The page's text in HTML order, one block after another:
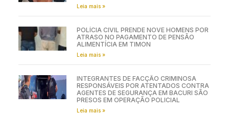
Leia mais »
POLÍCIA CIVIL PRENDE NOVE HOMENS POR
ATRASO NO PAGAMENTO DE PENSÃO
ALIMENTÍCIA EM TIMON
Leia mais »
INTEGRANTES DE FACÇÃO CRIMINOSA
RESPONSÁVEIS POR ATENTADOS CONTRA
AGENTES DE SEGURANÇA EM BACURI SÃO
PRESOS EM OPERAÇÃO POLICIAL
Leia mais »